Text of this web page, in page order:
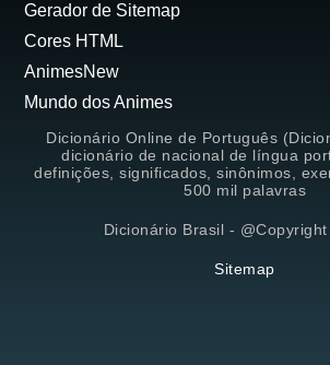
Gerador de Sitemap
Cores HTML
AnimesNew
Mundo dos Animes
Dicionário Online de Português
dicionário de nacional de língua
definições, significados, sinônimos,
500 mil palavras
Dicionário Brasil -
Sitemap